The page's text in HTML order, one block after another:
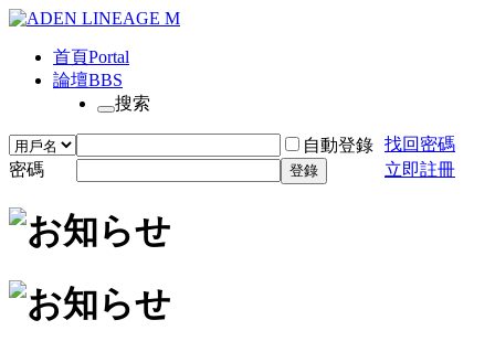
首頁Portal
論壇BBS
搜索
自動登錄 找回密碼
密碼
登錄 立即註冊